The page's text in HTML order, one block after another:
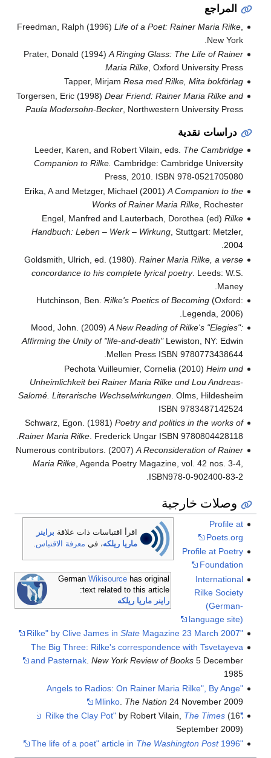
المراجع
Freedman, Ralph (1996) Life of a Poet: Rainer Maria Rilke,
New York.
Prater, Donald (1994) A Ringing Glass: The Life of Rainer
Maria Rilke, Oxford University Press
Tapper, Mirjam Resa med Rilke, Mita bokförlag
Torgersen, Eric (1998) Dear Friend: Rainer Maria Rilke and
Paula Modersohn-Becker, Northwestern University Press
دراسات نقدية
Leeder, Karen, and Robert Vilain, eds. The Cambridge
Companion to Rilke. Cambridge: Cambridge University
Press, 2010. ISBN 978-0521705080
Erika, A and Metzger, Michael (2001) A Companion to the
Works of Rainer Maria Rilke, Rochester
Engel, Manfred and Lauterbach, Dorothea (ed) Rilke
Handbuch: Leben – Werk – Wirkung, Stuttgart: Metzler,
2004.
Goldsmith, Ulrich, ed. (1980). Rainer Maria Rilke, a verse
concordance to his complete lyrical poetry. Leeds: W.S.
Maney.
Hutchinson, Ben. Rilke's Poetics of Becoming(Oxford:
Legenda, 2006).
Mood, John. (2009)A New Reading of Rilke's "Elegies":
Affirming the Unity of "life-and-death"Lewiston, NY: Edwin
Mellen Press ISBN 9780773438644.
Pechota Vuilleumier, Cornelia (2010) Heim und
Unheimlichkeit bei Rainer Maria Rilke und Lou Andreas-
Salomé. Literarische Wechselwirkungen . Olms, Hildesheim
ISBN 9783487142524
Schwarz, Egon. (1981) Poetry and politics in the works of
Rainer Maria Rilke. Frederick Ungar ISBN 9780804428118.
Numerous contributors. (2007)A Reconsideration of Rainer
Maria Rilke, Agenda Poetry Magazine, vol. 42 nos. 3-4,
ISBN978-0-902400-83-2.
وصلات خارجية
اقرأ اقتباسات ذات علاقة براينر
ماريا ريلكه، في معرفة الاقتباس
German Wikisourcehas original
text related to this article:
راينر ماريا ريلكه
Profile at
Poets.org
Profile at Poetry
Foundation
International
Rilke Society
(German-
language site)
"Rilke" by Clive James in
SlateMagazine 23 March 2007
The Big Three: Rilke's correspondence with Tsvetayeva
and Pasternak. New York Review of Books5 December
1985
"Angels to Radios: On Rainer Maria Rilke", By Ange
Mlinko. The Nation 24 November 2009
"Rilke the Clay Pot"
by Robert Vilain, The Times(16
September 2009)
"The life of a poet" article in
The Washington Post1996